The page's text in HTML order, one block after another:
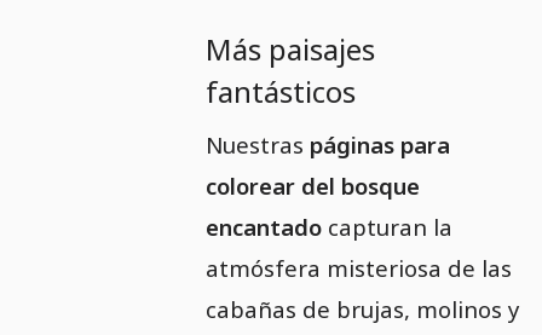
Más paisajes
fantásticos
Nuestras páginas para
colorear del bosque
encantado capturan la
atmósfera misteriosa de las
cabañas de brujas, molinos y